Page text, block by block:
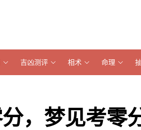
吉凶测评 相术 命理
，梦见考零